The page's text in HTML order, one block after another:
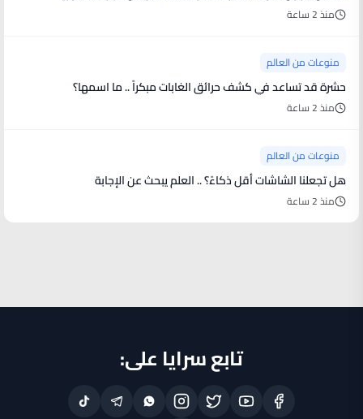
منذ 2 ساعة
منوعات من العالم
حشرة قد تساعد في كشف حرائق الغابات مبكراً .. ما اسمها؟
منذ 2 ساعة
منوعات من العالم
هل تجعلنا الشاشات أقل ذكاءً؟ .. العلم يبحث عن الإجابة
منذ 2 ساعة
تابع سرايا على: